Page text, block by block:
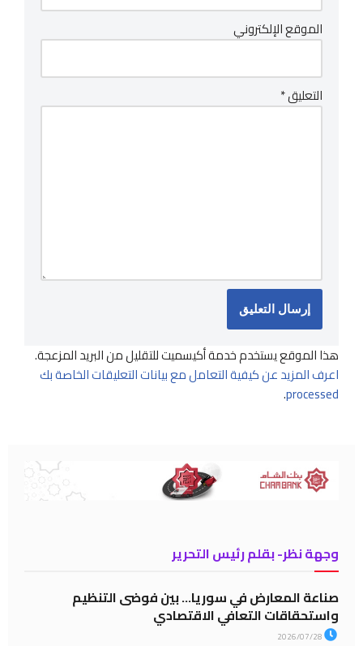
الموقع الإلكتروني
التعليق*
هذا الموقع يستخدم خدمة أكيسميت للتقليل من البريد المزعجة.
اعرف المزيد عن كيفية التعامل مع بيانات التعليقات الخاصة بك
processed
.
وجهة نظر- بقلم رئيس التحرير
صناعة المعارض في سوريا… بين فوضى التنظيم
واستحقاقات التعافي الاقتصادي